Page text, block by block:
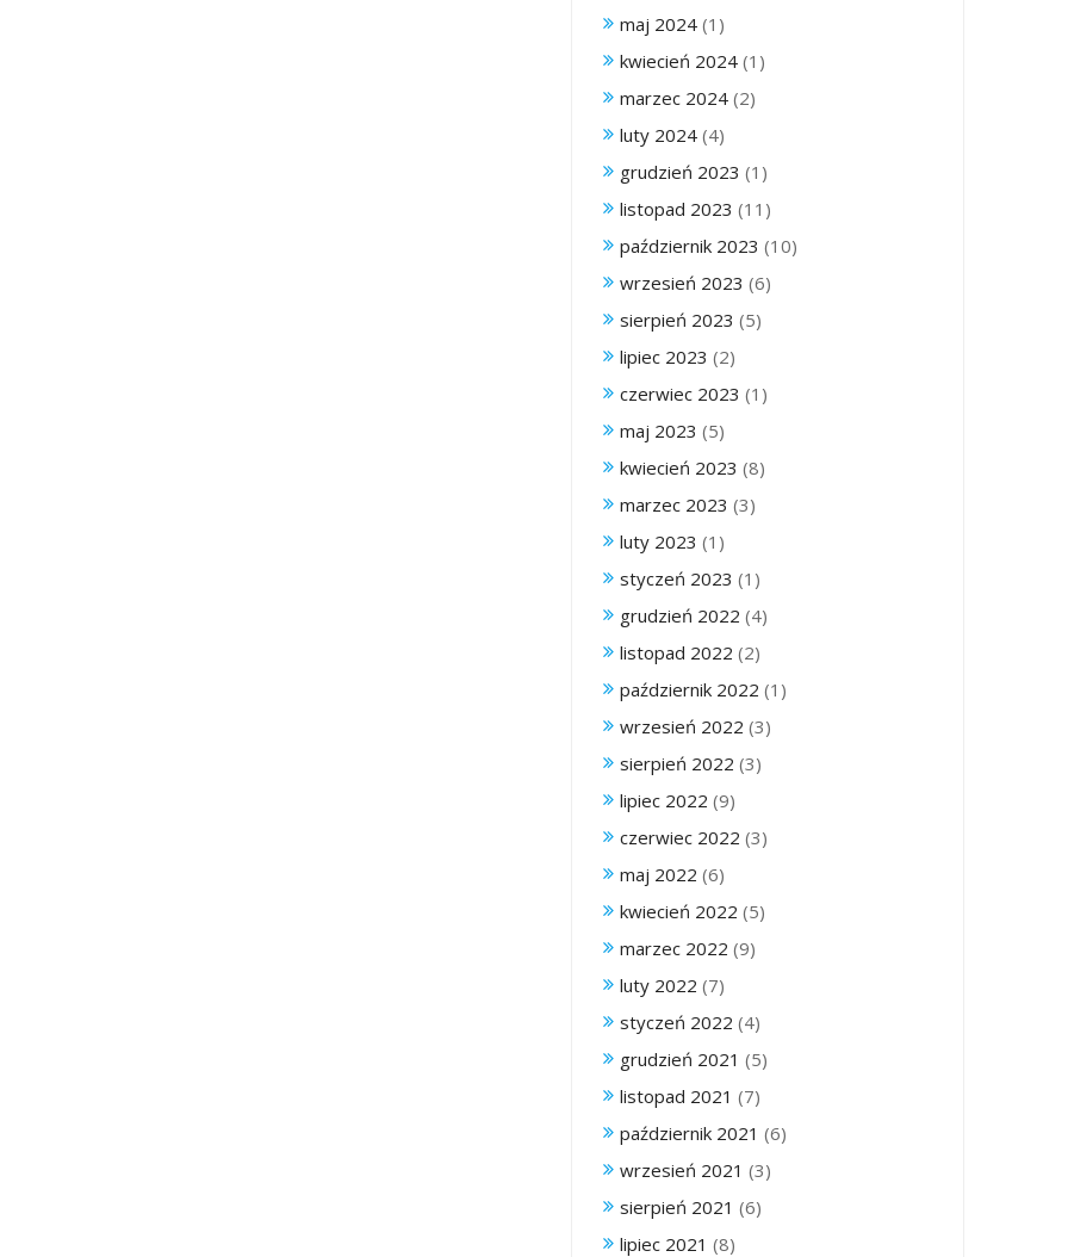
maj 2024 (1)
kwiecień 2024 (1)
marzec 2024 (2)
luty 2024 (4)
grudzień 2023 (1)
listopad 2023 (11)
październik 2023 (10)
wrzesień 2023 (6)
sierpień 2023 (5)
lipiec 2023 (2)
czerwiec 2023 (1)
maj 2023 (5)
kwiecień 2023 (8)
marzec 2023 (3)
luty 2023 (1)
styczeń 2023 (1)
grudzień 2022 (4)
listopad 2022 (2)
październik 2022 (1)
wrzesień 2022 (3)
sierpień 2022 (3)
lipiec 2022 (9)
czerwiec 2022 (3)
maj 2022 (6)
kwiecień 2022 (5)
marzec 2022 (9)
luty 2022 (7)
styczeń 2022 (4)
grudzień 2021 (5)
listopad 2021 (7)
październik 2021 (6)
wrzesień 2021 (3)
sierpień 2021 (6)
lipiec 2021 (8)